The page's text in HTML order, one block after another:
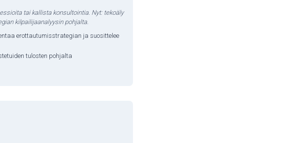
tai kallista konsultointia. Nyt: tekoäly
kilpailijaanalyysin pohjalta.
erottautumisstrategian ja suosittelee
tulosten pohjalta